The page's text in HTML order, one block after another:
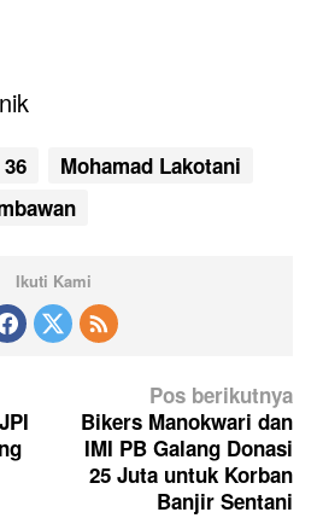
Mohamad Lakotani
Ikuti Kami
Pos berikutnya
Bikers Manokwari dan
IMI PB Galang Donasi
25 Juta untuk Korban
Banjir Sentani